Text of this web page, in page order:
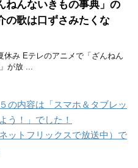
ねんないきもの事典」の
の歌は口ずさみたくな
休み Eテレのアニメで「ざんねん
が放 ...
の内容は「スマホ＆タブレッ
う！」でした！
ットフリックスで放送中）で